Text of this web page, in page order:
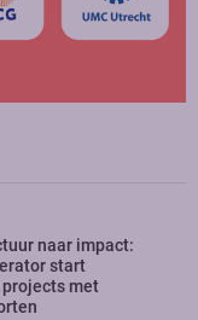
naar impact:
start
met